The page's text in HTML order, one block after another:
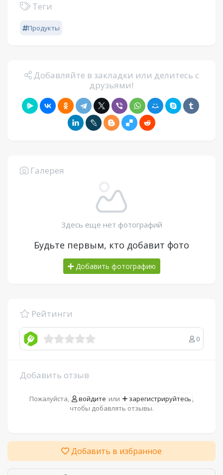
Теги
Продукты
Добавляйте в закладки или делитесь с
друзьями!
Галерея
Здесь еще нет фотографий
Будьте первым, кто добавит фото
Добавить фотографию
Рейтинги
0
Добавить отзыв
Пожалуйста, войдите или зарегистрируйтесь ,
чтобы добавлять отзывы.
Добавить в избранное